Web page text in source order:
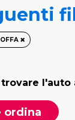
l'auto
ordina